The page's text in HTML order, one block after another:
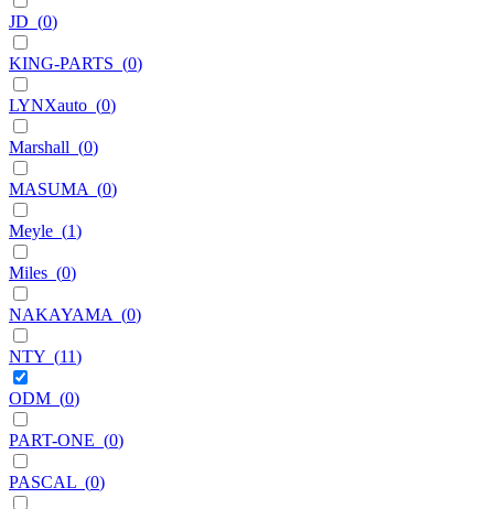
JD (0)
KING-PARTS (0)
LYNXauto (0)
Marshall (0)
MASUMA (0)
Meyle (1)
Miles (0)
NAKAYAMA (0)
NTY (11)
ODM (0)
PART-ONE (0)
PASCAL (0)